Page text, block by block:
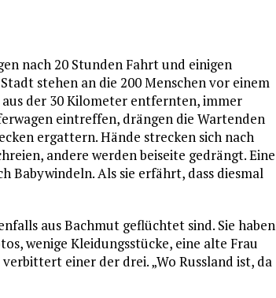
nach 20 Stunden Fahrt und einigen
stehen an die 200 Menschen vor einem
der 30 Kilometer entfernten, immer
eintreffen, drängen die Wartenden
ergattern. Hände strecken sich nach
andere werden beiseite gedrängt. Eine
Babywindeln. Als sie erfährt, dass diesmal
aus Bachmut geflüchtet sind. Sie haben
wenige Kleidungsstücke, eine alte Frau
einer der drei. „Wo Russland ist, da